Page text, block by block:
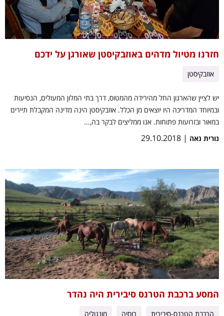
חזרנו מטיול מדהים באוזבקיסטן שאורגן על ידכם
אוזבקיסטן
יש לציין שהארגון החל מהירידה מהמטוס, דרך בתי המלון המעולים, הנסיעות
ובמיוחד המדריכה היו יוצאים מן הכלל. אוזבקיסטן הינה מדינה המקבלת תיירים
במאור ובזרועות פתוחות. אנו ממליצים לבקר בה,...
נורית נאה | 29.10.2018
המסע ברכבת הטרנס סיבירית היה נהדר
הרכבת הטרנס-סיבירית רוסיה מונגוליה